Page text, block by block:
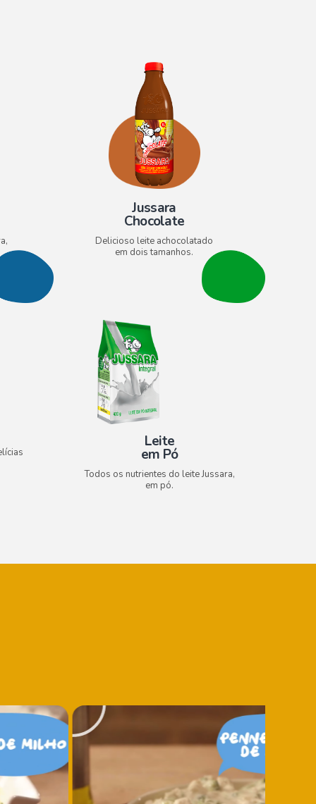
Jussara
Chocolate
Delicioso leite achocolatado
em dois tamanhos.
Leite
em Pó
Todos os nutrientes do leite Jussara,
em pó.